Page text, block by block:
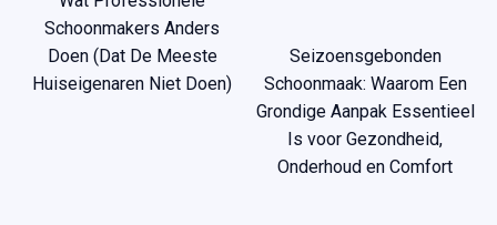
Schoonmakers Anders
Doen (Dat De Meeste
Huiseigenaren Niet Doen)
Seizoensgebonden
Schoonmaak: Waarom Een
Grondige Aanpak Essentieel
Is voor Gezondheid,
Onderhoud en Comfort